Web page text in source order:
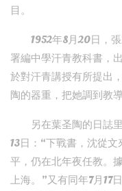
目。
1952年8月20日，
署編中學汗青教科書，
於對汗青講授有所提出
陶的器重，把她調到教
另在葉圣陶的日誌
13日：“下戰書，沈從
平，仍在北年夜任教。
上海。”又有同年7月17